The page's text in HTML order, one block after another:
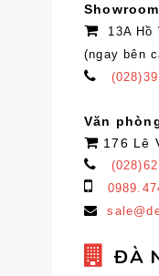
13A Hồ
(ngay bên
Văn
176 Lê
ĐÀ